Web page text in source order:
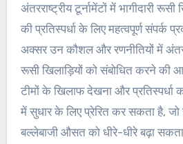
अंतरराष्ट्रीय टूर्नामेंटों में भागीदारी
की प्रतिस्पर्धा के लिए महत्वपूर्ण संपर्क
अक्सर उन कौशल और रणनीतियों में
रूसी खिलाड़ियों को संबोधित करने की
टीमों के खिलाफ देखना और
में सुधार के लिए प्रेरित कर सकता है,
बल्लेबाजी औसत को धीरे-धीरे बढ़ा